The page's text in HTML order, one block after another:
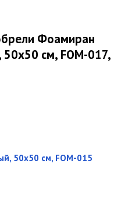
Фоамиран
см, FOM-017,
50х50 см, FOM-015